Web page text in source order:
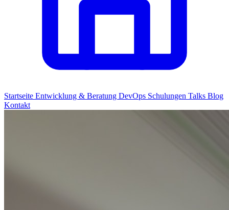
Startseite Entwicklung & Beratung DevOps Schulungen Talks Blog
Kontakt